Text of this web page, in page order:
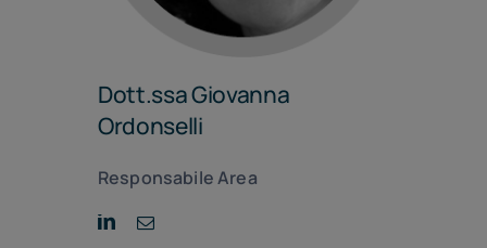
Dott.ssa Giovanna
Ordonselli
Responsabile Area